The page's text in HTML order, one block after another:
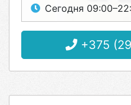
Сегодня
+375